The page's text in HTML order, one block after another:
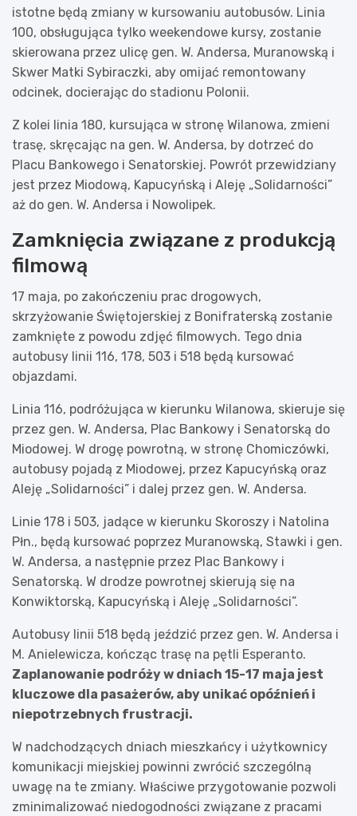
istotne będą zmiany w kursowaniu autobusów. Linia
100, obsługująca tylko weekendowe kursy, zostanie
skierowana przez ulicę gen. W. Andersa, Muranowską i
Skwer Matki Sybiraczki, aby omijać remontowany
odcinek, docierając do stadionu Polonii.
Z kolei linia 180, kursująca w stronę Wilanowa, zmieni
trasę, skręcając na gen. W. Andersa, by dotrzeć do
Placu Bankowego i Senatorskiej. Powrót przewidziany
jest przez Miodową, Kapucyńską i Aleję „Solidarności”
aż do gen. W. Andersa i Nowolipek.
Zamknięcia związane z produkcją
filmową
17 maja, po zakończeniu prac drogowych,
skrzyżowanie Świętojerskiej z Bonifraterską zostanie
zamknięte z powodu zdjęć filmowych. Tego dnia
autobusy linii 116, 178, 503 i 518 będą kursować
objazdami.
Linia 116, podróżująca w kierunku Wilanowa, skieruje się
przez gen. W. Andersa, Plac Bankowy i Senatorską do
Miodowej. W drogę powrotną, w stronę Chomiczówki,
autobusy pojadą z Miodowej, przez Kapucyńską oraz
Aleję „Solidarności” i dalej przez gen. W. Andersa.
Linie 178 i 503, jadące w kierunku Skoroszy i Natolina
Płn., będą kursować poprzez Muranowską, Stawki i gen.
W. Andersa, a następnie przez Plac Bankowy i
Senatorską. W drodze powrotnej skierują się na
Konwiktorską, Kapucyńską i Aleję „Solidarności”.
Autobusy linii 518 będą jeździć przez gen. W. Andersa i
M. Anielewicza, kończąc trasę na pętli Esperanto.
Zaplanowanie podróży w dniach 15-17 maja jest
kluczowe dla pasażerów, aby unikać opóźnień i
niepotrzebnych frustracji.
W nadchodzących dniach mieszkańcy i użytkownicy
komunikacji miejskiej powinni zwrócić szczególną
uwagę na te zmiany. Właściwe przygotowanie pozwoli
zminimalizować niedogodności związane z pracami